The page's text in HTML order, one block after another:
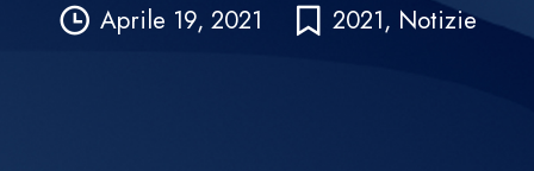
Aprile 19, 2021 2021, Notizie